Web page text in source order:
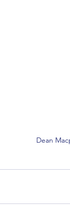
Dean